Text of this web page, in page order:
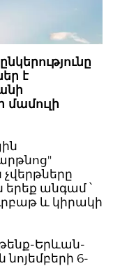
է
անգամ ՝
և կիրակի
Երևան-
6-